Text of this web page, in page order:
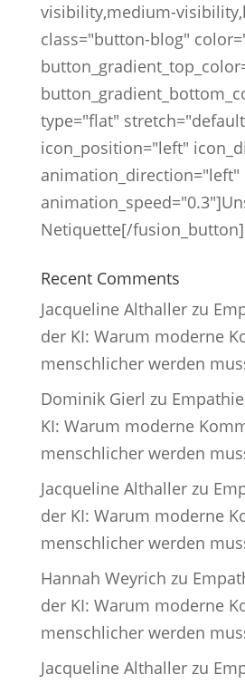
visibility,medium-
class="button-blog"
type="flat"
icon_position="left"
animation_direction="left"
Netiquette[/fusion_button]
Recent Comments
Jacqueline Althallerzu
der KI: Warum moderne
menschlicher werden
Dominik Gierl zu
KI: Warum moderne
menschlicher werden
Jacqueline Althallerzu
der KI: Warum moderne
menschlicher werden
Hannah Weyrich zu
der KI: Warum moderne
menschlicher werden
Jacqueline Althallerzu